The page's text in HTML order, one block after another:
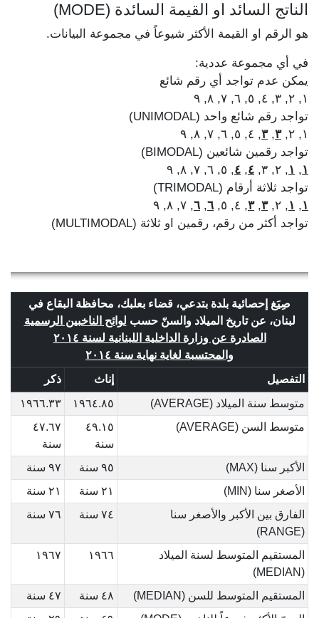
الناتج السائد او القيمة السائدة (MODE)
هو الرقم او القيمة الأكثر شيوعاً في مجموعة البيانات.
في أي مجموعة عددية:
يمكن عدم تواجد أي رقم شائع
١, ٢, ٣, ٤, ٥, ٦, ٧, ٨, ٩
تواجد رقم شائع واحد (UNIMODAL)
١, ٢,
٣,٣, ٤, ٥, ٦, ٧, ٨, ٩
تواجد رقمين شائعين (BIMODAL)
١, ١, ٢, ٣, ٤, ٤, ٥, ٦, ٧, ٨, ٩
تواجد ثلاثة أرقام (TRIMODAL)
١, ١, ٢, ٣,٣, ٤, ٥, ٦, ٦, ٧, ٨, ٩
تواجد أكثر من رقم، رقمين او ثلاثة (MULTIMODAL)
صِيَغ إحصائية بلدة بتدعي، قضاء بعلبك، محافظة البقاع في
لبنان، عن تاريخ الميلاد والسنّ حسب لوائح الناخبين الرسمية
الصادرة عن وزارة الداخلية اللبنانية لسنة ٢٠١٤
والمحتسبة لغاية نهاية سنة ٢٠١٤
التفصيل
إناث
ذكر
متوسط سنة الميلاد (AVERAGE)
١٩٦٤.٨٥
١٩٦٦.٣٣
متوسط السن (AVERAGE)
٤٩.١٥
سنة
٤٧.٦٧
سنة
الأكبر سنا (MAX)
٩٥ سنة
٩٧ سنة
الأصغر سنا (MIN)
٢١ سنة
٢١ سنة
الفارق بين الأكبر والأصغر سنا
(RANGE)
٧٤ سنة ٧٦ سنة
المستقيم المتوسط لسنة الميلاد
(MEDIAN)
١٩٦٦ ١٩٦٧
المستقيم المتوسط للسن (MEDIAN) ٤٨ سنة
٤٧ سنة